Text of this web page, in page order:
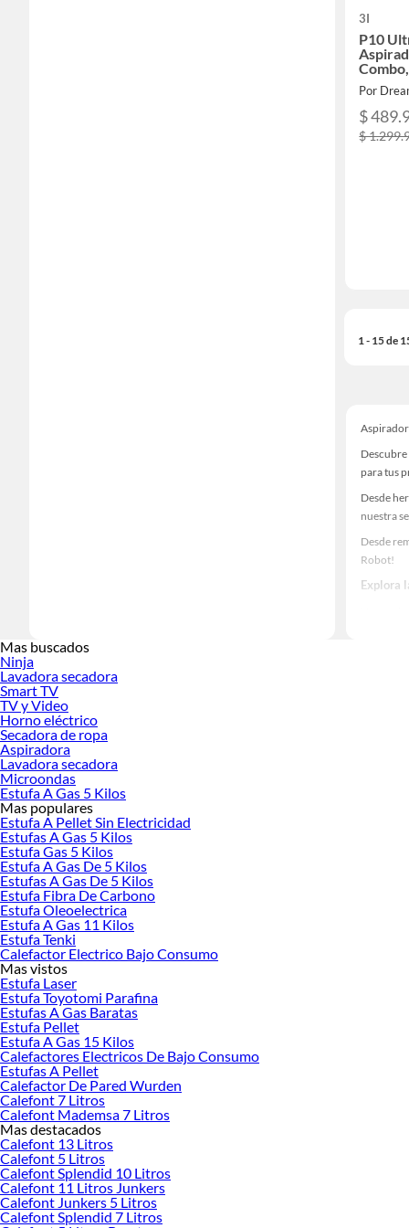
3I
P10
de
Por
$
$
1 - 15 de
para tus
Desde
nuestra
Desde
Robot!
Explora
Mas buscados
Ninja
Lavadora secadora
Smart TV
TV y Video
Horno eléctrico
Secadora de ropa
Aspiradora
Lavadora secadora
Microondas
Estufa A Gas 5 Kilos
Mas populares
Estufa A Pellet Sin Electricidad
Estufas A Gas 5 Kilos
Estufa Gas 5 Kilos
Estufa A Gas De 5 Kilos
Estufas A Gas De 5 Kilos
Estufa Fibra De Carbono
Estufa Oleoelectrica
Estufa A Gas 11 Kilos
Estufa Tenki
Calefactor Electrico Bajo Consumo
Mas vistos
Estufa Laser
Estufa Toyotomi Parafina
Estufas A Gas Baratas
Estufa Pellet
Estufa A Gas 15 Kilos
Calefactores Electricos De Bajo Consumo
Estufas A Pellet
Calefactor De Pared Wurden
Calefont 7 Litros
Calefont Mademsa 7 Litros
Mas destacados
Calefont 13 Litros
Calefont 5 Litros
Calefont Splendid 10 Litros
Calefont 11 Litros Junkers
Calefont Junkers 5 Litros
Calefont Splendid 7 Litros